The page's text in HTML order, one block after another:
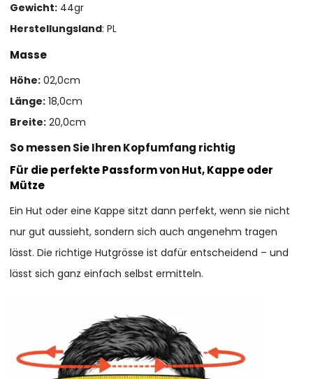
Gewicht: 44gr
Herstellungsland: PL
Masse
Höhe: 02,0cm
Länge: 18,0cm
Breite: 20,0cm
So messen Sie Ihren Kopfumfang richtig
Für die perfekte Passform von Hut, Kappe oder
Mütze
Ein Hut oder eine Kappe sitzt dann perfekt, wenn sie nicht
nur gut aussieht, sondern sich auch angenehm tragen
lässt. Die richtige Hutgrösse ist dafür entscheidend – und
lässt sich ganz einfach selbst ermitteln.